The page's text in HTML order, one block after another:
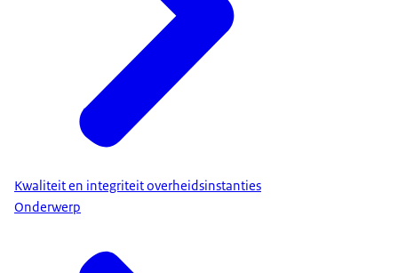
Kwaliteit en integriteit overheidsinstanties
Onderwerp